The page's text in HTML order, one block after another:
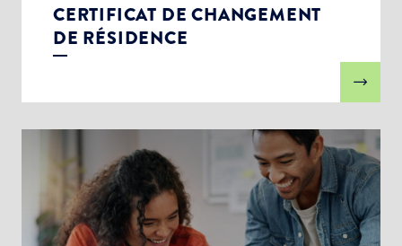
CERTIFICAT DE CHANGEMENT
DE RÉSIDENCE